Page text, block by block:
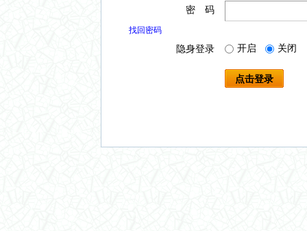
密 码
找回密码
隐身登录 开启 关闭
点击登录